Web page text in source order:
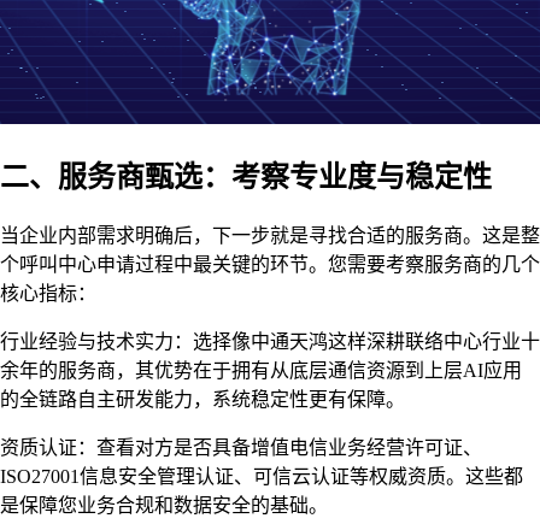
二、服务商甄选：考察专业度与稳定性
当企业内部需求明确后，下一步就是寻找合适的服务商。这是整
个呼叫中心申请过程中最关键的环节。您需要考察服务商的几个
核心指标：
行业经验与技术实力：选择像中通天鸿这样深耕联络中心行业十
余年的服务商，其优势在于拥有从底层通信资源到上层AI应用
的全链路自主研发能力，系统稳定性更有保障。
资质认证：查看对方是否具备增值电信业务经营许可证、
ISO27001信息安全管理认证、可信云认证等权威资质。这些都
是保障您业务合规和数据安全的基础。